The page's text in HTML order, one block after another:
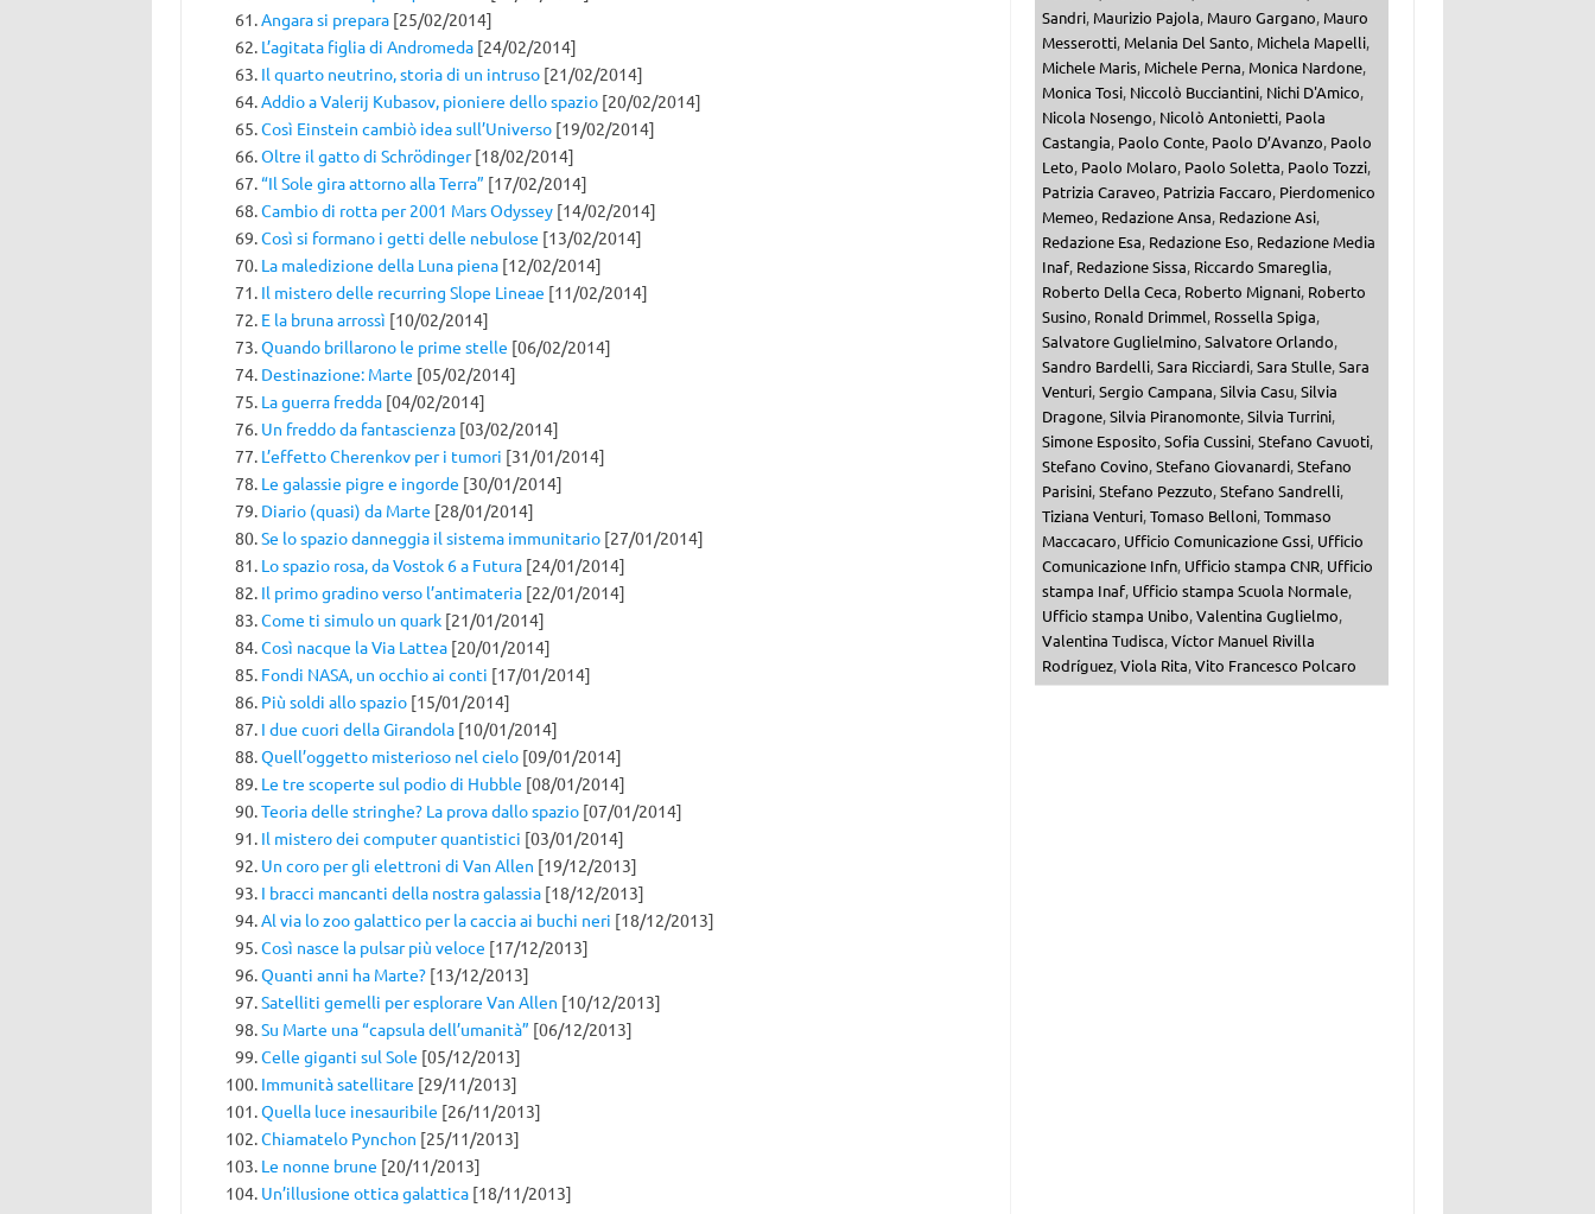
Angara si prepara[25/02/2014]
L’agitata figlia di Andromeda[24/02/2014]
Il quarto neutrino, storia di un intruso[21/02/2014]
Addio a Valerij Kubasov, pioniere dello spazio[20/02/2014]
Così Einstein cambiò idea sull’Universo[19/02/2014]
Oltre il gatto di Schrödinger[18/02/2014]
“Il Sole gira attorno alla Terra” [17/02/2014]
Cambio di rotta per 2001 Mars Odyssey[14/02/2014]
Così si formano i getti delle nebulose [13/02/2014]
La maledizione della Luna piena[12/02/2014]
Il mistero delle recurring Slope Lineae [11/02/2014]
E la bruna arrossì [10/02/2014]
Quando brillarono le prime stelle [06/02/2014]
Destinazione: Marte [05/02/2014]
La guerra fredda[04/02/2014]
Un freddo da fantascienza[03/02/2014]
L’effetto Cherenkov per i tumori [31/01/2014]
Le galassie pigre e ingorde [30/01/2014]
Diario (quasi) da Marte [28/01/2014]
Se lo spazio danneggia il sistema immunitario[27/01/2014]
Lo spazio rosa, da Vostok 6 a Futura[24/01/2014]
Il primo gradino verso l’antimateria[22/01/2014]
Come ti simulo un quark[21/01/2014]
Così nacque la Via Lattea[20/01/2014]
Fondi NASA, un occhio ai conti [17/01/2014]
Più soldi allo spazio[15/01/2014]
I due cuori della Girandola[10/01/2014]
Quell’oggetto misterioso nel cielo[09/01/2014]
Le tre scoperte sul podio di Hubble [08/01/2014]
Teoria delle stringhe? La prova dallo spazio[07/01/2014]
Il mistero dei computer quantistici [03/01/2014]
Un coro per gli elettroni di Van Allen [19/12/2013]
I bracci mancanti della nostra galassia[18/12/2013]
Al via lo zoo galattico per la caccia ai buchi neri [18/12/2013]
Così nasce la pulsar più veloce [17/12/2013]
Quanti anni ha Marte?[13/12/2013]
Satelliti gemelli per esplorare Van Allen [10/12/2013]
Su Marte una “capsula dell’umanità” [06/12/2013]
Celle giganti sul Sole [05/12/2013]
Immunità satellitare [29/11/2013]
Quella luce inesauribile [26/11/2013]
Chiamatelo Pynchon [25/11/2013]
Le nonne brune [20/11/2013]
Un’illusione ottica galattica[18/11/2013]
Sandri, Maurizio Pajola, Mauro Gargano, Mauro
Messerotti, Melania Del Santo, Michela Mapelli,
Michele Maris, Michele Perna, Monica Nardone,
Monica Tosi, Niccolò Bucciantini, Nichi D'Amico,
Nicola Nosengo, Nicolò Antonietti, Paola
Castangia, Paolo Conte, Paolo D’Avanzo, Paolo
Leto, Paolo Molaro, Paolo Soletta, Paolo Tozzi,
Patrizia Caraveo, Patrizia Faccaro, Pierdomenico
Memeo, Redazione Ansa, Redazione Asi,
Redazione Esa, Redazione Eso, Redazione Media
Inaf, Redazione Sissa, Riccardo Smareglia,
Roberto Della Ceca, Roberto Mignani, Roberto
Susino, Ronald Drimmel, Rossella Spiga,
Salvatore Guglielmino,Salvatore Orlando,
Sandro Bardelli,Sara Ricciardi,Sara Stulle,Sara
Venturi,Sergio Campana,Silvia Casu,Silvia
Dragone,Silvia Piranomonte,Silvia Turrini,
Simone Esposito,Sofia Cussini,Stefano Cavuoti,
Stefano Covino,Stefano Giovanardi,Stefano
Parisini,Stefano Pezzuto,Stefano Sandrelli,
Tiziana Venturi,Tomaso Belloni,Tommaso
Maccacaro, Ufficio Comunicazione Gssi, Ufficio
Comunicazione Infn, Ufficio stampa CNR, Ufficio
stampa Inaf, Ufficio stampa Scuola Normale,
Ufficio stampa Unibo,Valentina Guglielmo,
Valentina Tudisca,Víctor Manuel Rivilla
Rodríguez,Viola Rita,Vito Francesco Polcaro